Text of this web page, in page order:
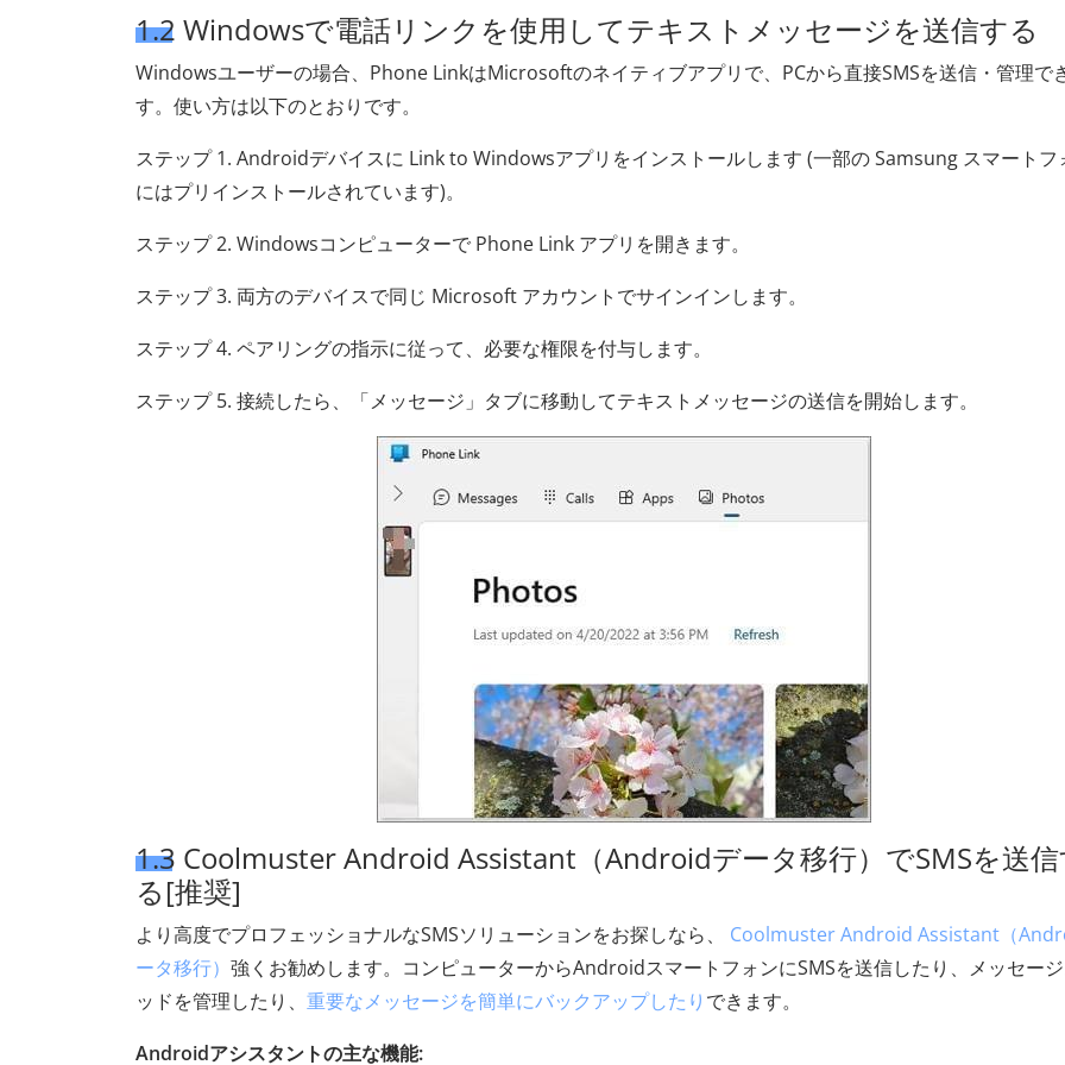
1.2 Windowsで電話リンクを使用してテキストメッセージを送信する
Windowsユーザーの場合、Phone LinkはMicrosoftのネイティブアプリで、PCから直接SMSを送信・管理で
す。使い方は以下のとおりです。
ステップ 1. Androidデバイスに Link to Windowsアプリをインストールします (一部の Samsung スマートフ
にはプリインストールされています)。
ステップ 2. Windowsコンピューターで Phone Link アプリを開きます。
ステップ 3. 両方のデバイスで同じ Microsoft アカウントでサインインします。
ステップ 4. ペアリングの指示に従って、必要な権限を付与します。
ステップ 5. 接続したら、「メッセージ」タブに移動してテキストメッセージの送信を開始します。
1.3 Coolmuster Android Assistant（Androidデータ移行）でSMSを送信
る[推奨]
より高度でプロフェッショナルなSMSソリューションをお探しなら、 Coolmuster Android Assistant（
ータ移行） 強くお勧めします。コンピューターからAndroidスマートフォンにSMSを送信したり、メッセー
ッドを管理したり、 重要なメッセージを簡単にバックアップしたり できます。
Androidアシスタントの主な機能: